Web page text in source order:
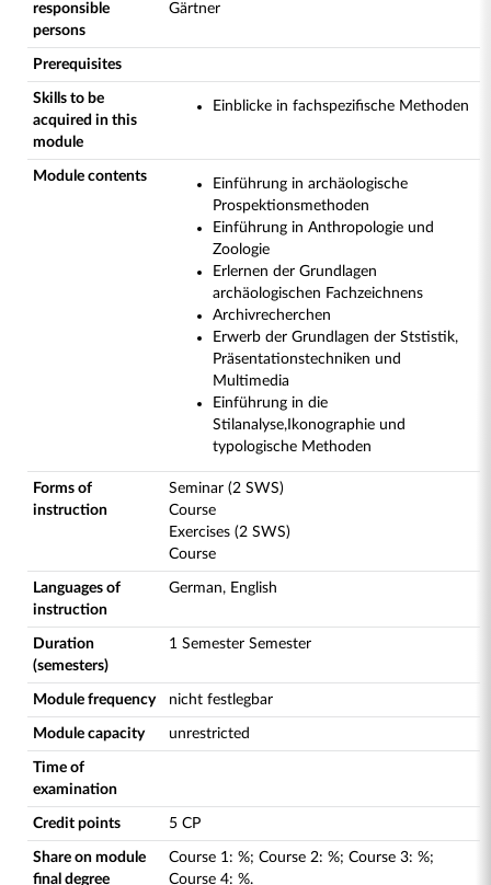
responsible
persons
Gärtner
Prerequisites
Skills to be
acquired in this
module
Einblicke in fachspezifische Methoden
Module contents
Einführung in archäologische
Prospektionsmethoden
Einführung in Anthropologie und
Zoologie
Erlernen der Grundlagen
archäologischen Fachzeichnens
Archivrecherchen
Erwerb der Grundlagen der Ststistik,
Präsentationstechniken und
Multimedia
Einführung in die
Stilanalyse,Ikonographie und
typologische Methoden
Forms of
instruction
Seminar (2 SWS)
Course
Exercises (2 SWS)
Course
Languages of
instruction
German, English
Duration
(semesters)
1 Semester Semester
Module frequency nicht festlegbar
Module capacity unrestricted
Time of
examination
Credit points 5 CP
Share on module
final degree
Course 1: %; Course 2: %; Course 3: %;
Course 4: %.